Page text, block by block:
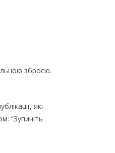
збpoєю.
якi
“Зyпинiть